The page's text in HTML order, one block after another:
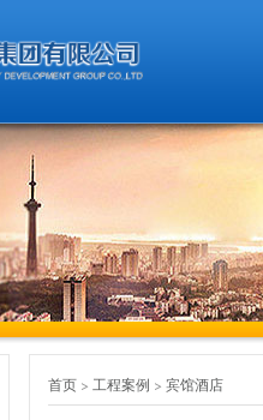
首页 工程案例 宾馆酒店